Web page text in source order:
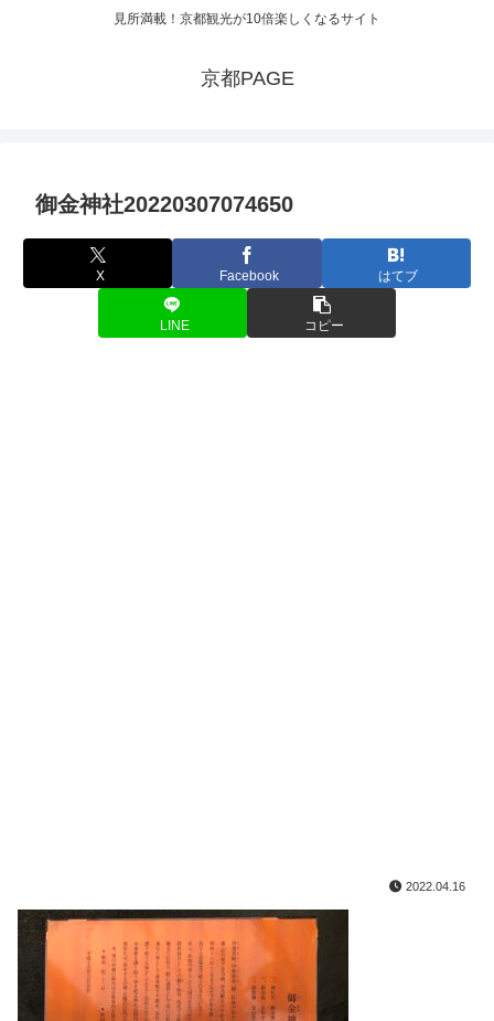
見所満載！京都観光が10倍楽しくなるサイト
京都PAGE
御金神社20220307074650
X Facebook はてブ
LINE コピー
2022.04.16